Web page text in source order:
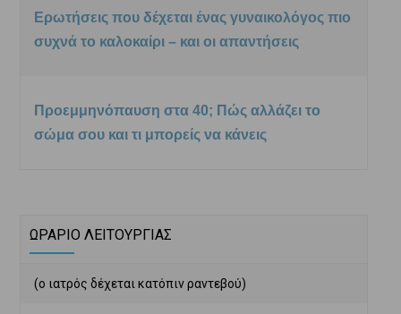
Ερωτήσεις που δέχεται ένας γυναικολόγος πιο
συχνά το καλοκαίρι – και οι απαντήσεις
Προεμμηνόπαυση στα 40; Πώς αλλάζει το
σώμα σου και τι μπορείς να κάνεις
ΩΡΑΡΙΟ ΛΕΙΤΟΥΡΓΙΑΣ
(ο ιατρός δέχεται κατόπιν ραντεβού)